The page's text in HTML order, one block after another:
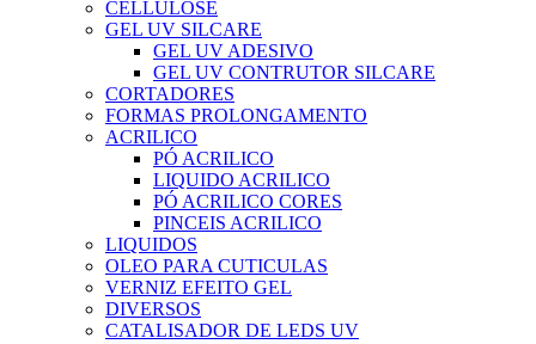
CELLULOSE
GEL UV SILCARE
GEL UV ADESIVO
GEL UV CONTRUTOR SILCARE
CORTADORES
FORMAS PROLONGAMENTO
ACRILICO
PÓ ACRILICO
LIQUIDO ACRILICO
PÓ ACRILICO CORES
PINCEIS ACRILICO
LIQUIDOS
OLEO PARA CUTICULAS
VERNIZ EFEITO GEL
DIVERSOS
CATALISADOR DE LEDS UV